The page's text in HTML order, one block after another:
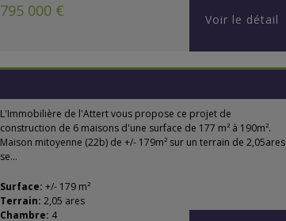
795 000 € Voir le détail
L'Immobilière de l'Attert vous propose ce projet de
construction de 6 maisons d'une surface de 177 m² à 190m².
Maison mitoyenne (22b) de +/- 179m² sur un terrain de 2,05ares
se...
Surface: +/- 179 m²
Terrain: 2,05 ares
Chambre: 4